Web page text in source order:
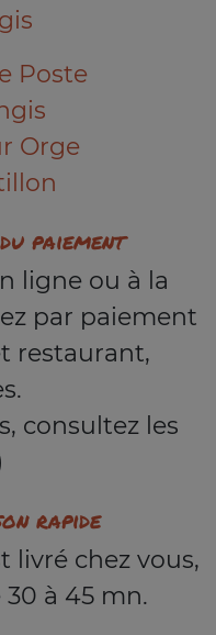
Poste
Orge
paiement
ligne ou à la
par paiement
restaurant,
consultez les
rapide
livré chez vous,
à 45 mn.